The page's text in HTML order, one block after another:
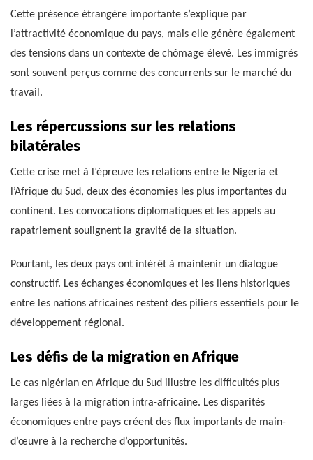
Cette présence étrangère importante s’explique par
l’attractivité économique du pays, mais elle génère également
des tensions dans un contexte de chômage élevé. Les immigrés
sont souvent perçus comme des concurrents sur le marché du
travail.
Les répercussions sur les relations
bilatérales
Cette crise met à l’épreuve les relations entre le Nigeria et
l’Afrique du Sud, deux des économies les plus importantes du
continent. Les convocations diplomatiques et les appels au
rapatriement soulignent la gravité de la situation.
Pourtant, les deux pays ont intérêt à maintenir un dialogue
constructif. Les échanges économiques et les liens historiques
entre les nations africaines restent des piliers essentiels pour le
développement régional.
Les défis de la migration en Afrique
Le cas nigérian en Afrique du Sud illustre les difficultés plus
larges liées à la migration intra-africaine. Les disparités
économiques entre pays créent des flux importants de main-
d’œuvre à la recherche d’opportunités.